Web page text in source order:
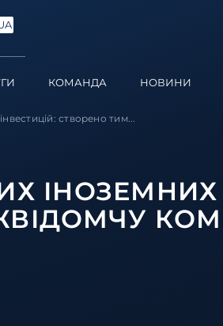
КОМАНДА НОВИНИ
створено тим...